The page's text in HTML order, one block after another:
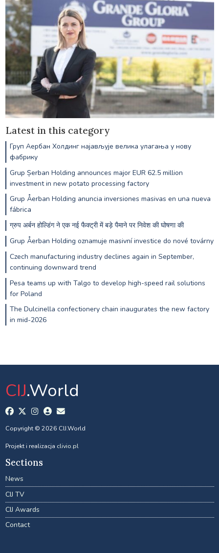
Latest in this category
Груп Аербан Холдинг најављује велика улагања у нову
фабрику
Grup Șerban Holding announces major EUR 62.5 million
investment in new potato processing factory
Grup Åerban Holding anuncia inversiones masivas en una nueva
fábrica
ग्रुप अर्बन होल्डिंग ने एक नई फैक्ट्री में बड़े पैमाने पर निवेश की घोषणा की
Grup Åerban Holding oznamuje masivní investice do nové továrny
Czech manufacturing industry declines again in September,
continuing downward trend
Pesa teams up with Talgo to develop high-speed rail solutions
for Poland
The Dulcinella confectionery chain inaugurates the new factory
in mid-2026
CIJ.World
Copyright © 2026 CIJ.World
Projekt i realizacja clivio.pl
Sections
News
CIJ TV
CIJ Awards
Contact